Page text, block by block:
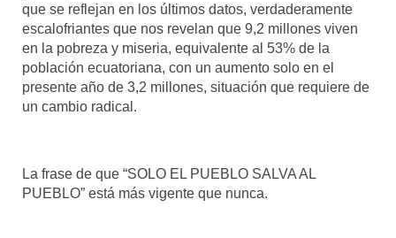
que se reflejan en los últimos datos, verdaderamente
escalofriantes que nos revelan que 9,2 millones viven
en la pobreza y miseria, equivalente al 53% de la
población ecuatoriana, con un aumento solo en el
presente año de 3,2 millones, situación que requiere de
un cambio radical.
La frase de que “SOLO EL PUEBLO SALVA AL
PUEBLO” está más vigente que nunca.